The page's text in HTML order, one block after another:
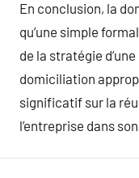
En conclusion, la
qu’une simple
de la stratégie
domiciliation
significatif sur la
l’entreprise dans